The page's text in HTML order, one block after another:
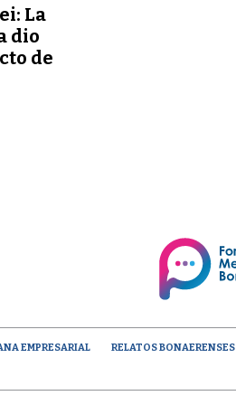
La
dio
de
EMPRESARIAL RELATOS BONAERENSES